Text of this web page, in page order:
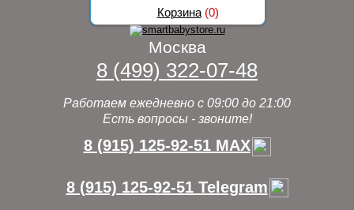
Москва
8 (499) 322-07-48
Работаем ежедневно с 09:00 до 21:00
Есть вопросы - звоните!
8 (915) 125-92-51 MAX
8 (915) 125-92-51 Telegram
Корзина(0)